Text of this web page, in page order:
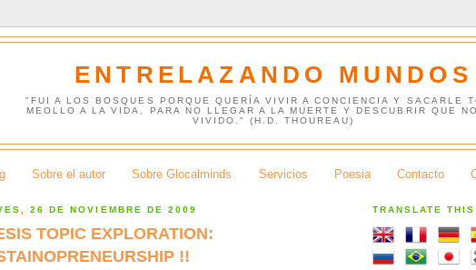
ENTRELAZANDO MUNDOS
"FUI A LOS BOSQUES PORQUE QUERÍA VIVIR A CONCIENCIA Y SACARLE
MEOLLO A LA VIDA, PARA NO LLEGAR A LA MUERTE Y DESCUBRIR QUE
VIVIDO." (H.D. THOUREAU)
Sobre el autor Sobre Glocalminds Servicios Poesia Contacto
26 DE NOVIEMBRE DE 2009
TOPIC EXPLORATION:
!!
TRANSLATE